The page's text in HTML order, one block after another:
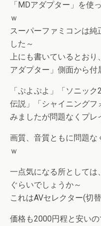
「MDアダプター」を使
ｗ
スーパーファミコンは純
した～
上にも書いているとお
アダプター」側面から付
「ぷよぷよ」「ソニッ
伝説」「シャイニングフ
みましたが問題なくプレ
画質、音質ともに問題な
ｗ
一点気になる所としては
ぐらいでしょうか～
これはAVセレクター(切
価格も2000円程と安い